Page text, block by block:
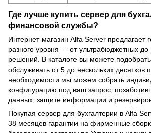
Где лучше купить сервер для
финансовой службы?
Интернет-магазин Alfa Server предлагает
разного уровня — от ультрабюджетных
решений. В каталоге вы можете
обслуживать от 5 до нескольких десятков
необходимости мы можем собрать
конфигурацию под ваш запрос,
данных, защите информации и
Покупая сервер для бухгалтерии в Alfa
38 месяцев гарантии на фирменные